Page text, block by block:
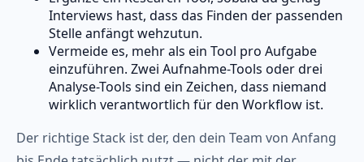
Interviews hast, dass das Finden der passenden
Stelle anfängt wehzutun.
Vermeide es, mehr als ein Tool pro Aufgabe
einzuführen. Zwei Aufnahme-Tools oder drei
Analyse-Tools sind ein Zeichen, dass niemand
wirklich verantwortlich für den Workflow ist.
Der richtige Stack ist der, den dein Team von Anfang